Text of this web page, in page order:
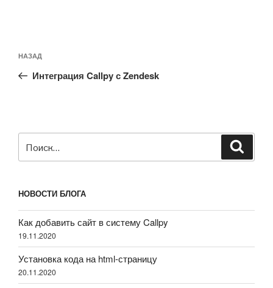
по
записям
Предыдущая
запись:
НАЗАД
Интеграция Callpy с Zendesk
НОВОСТИ БЛОГА
Как добавить сайт в систему Callpy
19.11.2020
Установка кода на html-страницу
20.11.2020